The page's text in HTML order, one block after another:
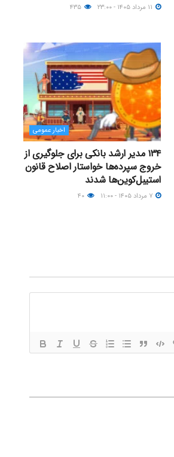
اخبار عمومی
۱۳۴ مدیر ارشد بانکی برای جلوگیری از
خروج سپرده‌ها خواستار اصلاح قانون
استیبل‌کوین‌ها شدند